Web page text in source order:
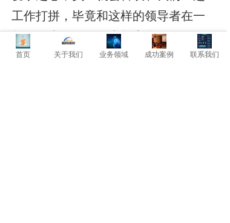
工作打拼，毕竟和这样的领导者在一
起工作生活，员工也能察觉到自己的
改变，即能力升华与积极心态。
首页 关于我们 业务领域 成功案例 联系我们